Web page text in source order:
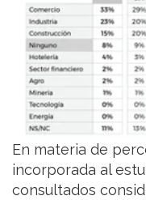
En materia de
incorporada al
consultados